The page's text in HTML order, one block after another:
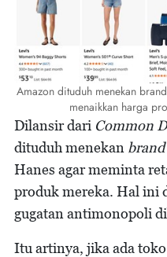
Amazon dituduh menekan
menaikkan harga
Dilansir dari Common
dituduh menekan brand
Hanes agar meminta
produk mereka. Hal ini
gugatan antimonopoli
Itu artinya, jika ada